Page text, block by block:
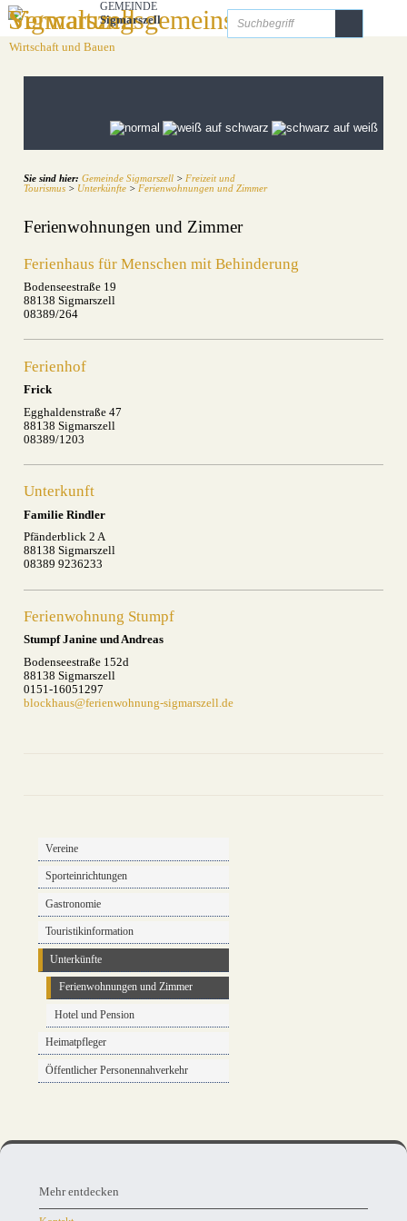
Zum Inhalt zur Navigationoder
GEMEINDE
Sigmarszell
Startseite Freizeit und Tourismus Unsere Gemeinde
Bildung und Soziales
Wirtschaft und Bauen
Vereine
Sporteinrichtungen
Gastronomie
Touristikinformation
Unterkünfte
Ferienwohnungen und Zimmer
Hotel und Pension
Heimatpfleger
Öffentlicher Personennahverkehr
Sie sind hier: Gemeinde Sigmarszell> Freizeit und
Tourismus> Unterkünfte> Ferienwohnungen und Zimmer
Ferienwohnungen und Zimmer
Ferienhaus für Menschen mit Behinderung
Bodenseestraße 19
88138 Sigmarszell
08389/264
Ferienhof
Frick
Egghaldenstraße 47
88138 Sigmarszell
08389/1203
Unterkunft
Familie Rindler
Pfänderblick 2 A
88138 Sigmarszell
08389 9236233
Ferienwohnung Stumpf
Stumpf Janine und Andreas
Bodenseestraße 152d
88138 Sigmarszell
0151-16051297
blockhaus@ferienwohnung-sigmarszell.de
entdecken,
Öffnungszeiten
Mehr entdecken